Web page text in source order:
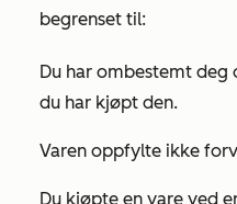
begrenset til:
Du har ombestemt deg
du har kjøpt den.
Varen oppfylte ikke
Du kjøpte en vare ved